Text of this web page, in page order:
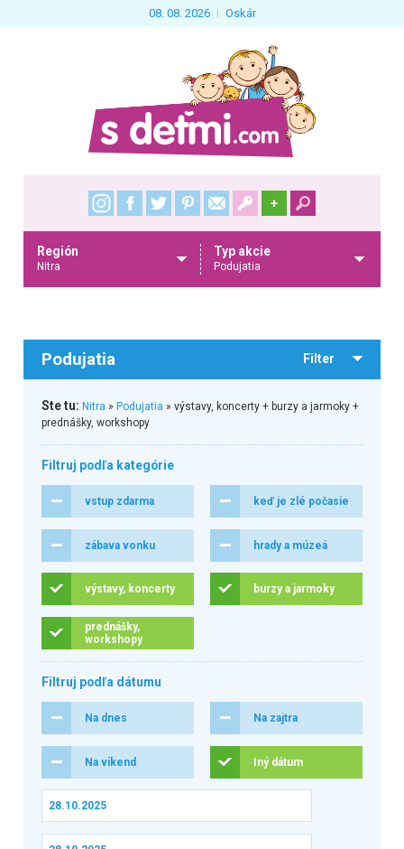
08. 08. 2026 Oskár
+
Región
Nitra
Typ akcie
Podujatia
Podujatia Filter
Ste tu: Nitra » Podujatia » výstavy, koncerty + burzy a jarmoky +
prednášky, workshopy
Filtruj podľa kategórie
vstup zdarma keď je zlé počasie
zábava vonku hrady a múzeá
výstavy, koncerty burzy a jarmoky
prednášky,
workshopy
Filtruj podľa dátumu
Na dnes Na zajtra
Na víkend Iný dátum